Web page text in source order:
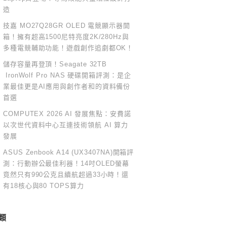
造
技嘉 MO27Q28GR OLED 電競顯示器開
箱！擁有超高1500尼特亮度2K/280Hz與
多種電競輔助功能！遊戲創作追劇都OK！
儲存容量再登頂！Seagate 32TB
IronWolf Pro NAS 硬碟開箱評測：是企
業最佳更是AI應用與創作者和的資料備份
首選
COMPUTEX 2026 AI 發展焦點：安費諾
以次世代資料中心互連技術領航 AI 算力
發展
ASUS Zenbook A14 (UX3407NA)開箱評
測：行動辦公最佳利器！14吋OLED螢幕
竟然只有990公克且續航超過33小時！還
有18核心與80 TOPS算力